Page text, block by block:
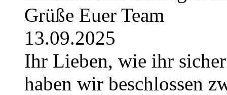
Grüße Euer Team
13.09.2025
Ihr Lieben, wie ihr
haben wir beschlossen